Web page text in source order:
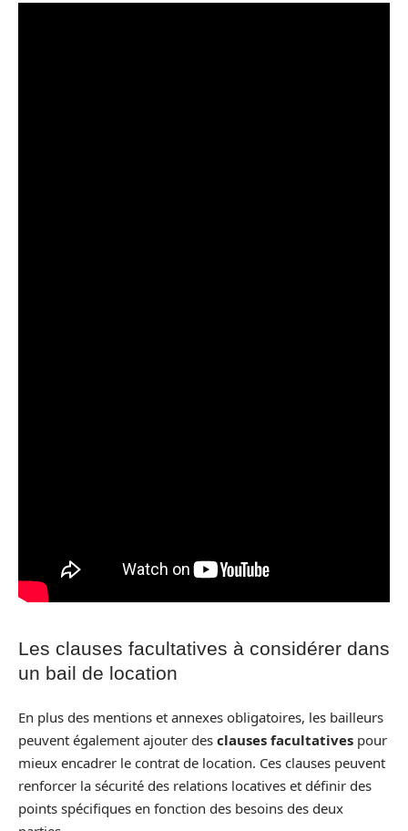
Les clauses facultatives à considérer dans
un bail de location
En plus des mentions et annexes obligatoires, les bailleurs
peuvent également ajouter des clauses facultatives pour
mieux encadrer le contrat de location. Ces clauses peuvent
renforcer la sécurité des relations locatives et définir des
points spécifiques en fonction des besoins des deux